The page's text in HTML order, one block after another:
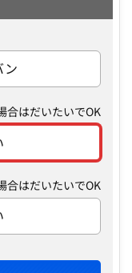
ン
合はだいたいでOK
合はだいたいでOK